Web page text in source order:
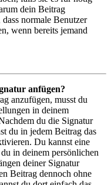
dein Beitrag
normale Benutzer
wenn bereits jemand
anfügen?
anzufügen, musst du
in deinem
du die Signatur
du in jedem Beitrag das
Du kannst eine
in deinem persönlichen
deiner Signatur
Beitrag dennoch ohne